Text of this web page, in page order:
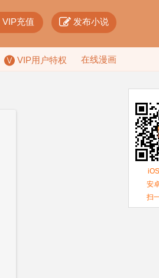
VIP充值  发布小说
VIP用户特权 在线漫画
安
扫